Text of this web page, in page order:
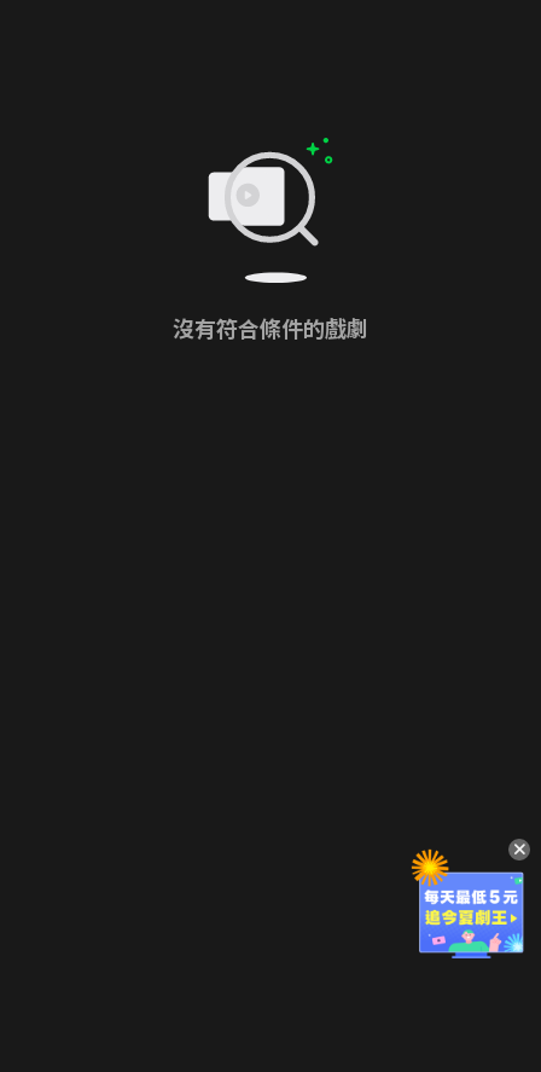
沒有符合條件的戲劇